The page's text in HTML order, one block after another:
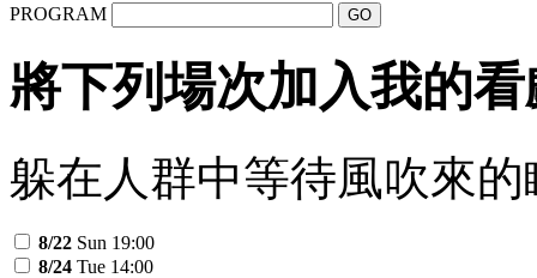
PROGRAM
GO
將下列場次加入我的
躲在人群中等待風吹來的
8/22 Sun 19:00
8/24 Tue 14:00